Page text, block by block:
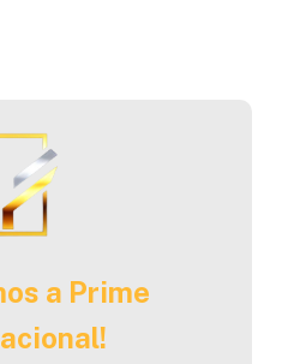
a Prime